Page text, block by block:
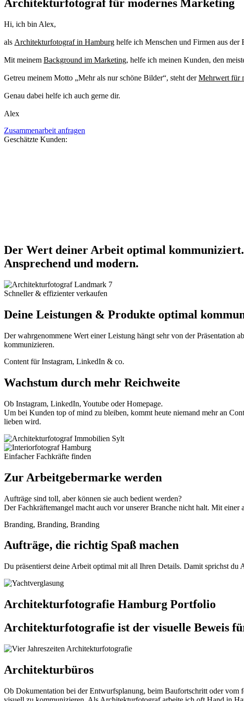
Architekturfotograf für modernes Marketing
Hi, ich bin Alex,
als Architekturfotograf in Hamburg helfe ich Menschen und Firmen aus
Mit meinem Background im Marketing, helfe ich meinen Kunden, den
Getreu meinem Motto „Mehr als nur schöne Bilder“, steht derMehrwert für
Genau dabei helfe ich auch gerne dir.
Alex
Zusammenarbeit anfragen
Geschätzte Kunden:
Der Wert deiner Arbeit optimal kommuniziert.
Ansprechend und modern.
Schneller & effizienter verkaufen
Deine Leistungen & Produkte optimal
Der wahrgenommene Wert einer Leistung hängt sehr von der Präsentation
kommunizieren.
Content für Instagram, LinkedIn & co.
Wachstum durch mehr Reichweite
Ob Instagram, LinkedIn, Youtube oder Homepage.
Um bei Kunden top of mind zu bleiben, kommt heute niemand mehr an
lieben wird.
Einfacher Fachkräfte finden
Zur Arbeitgebermarke werden
Aufträge sind toll, aber können sie auch bedient werden?
Der Fachkräftemangel macht auch vor unserer Branche nicht halt. Mit
Branding, Branding, Branding
Aufträge, die richtig Spaß machen
Du präsentierst deine Arbeit optimal mit all Ihren Details. Damit sprichst
Architekturfotografie Hamburg Portfolio
Architekturfotografie ist der visuelle Beweis
Architekturbüros
Ob Dokumentation bei der Entwurfsplanung, beim Baufortschritt oder vom